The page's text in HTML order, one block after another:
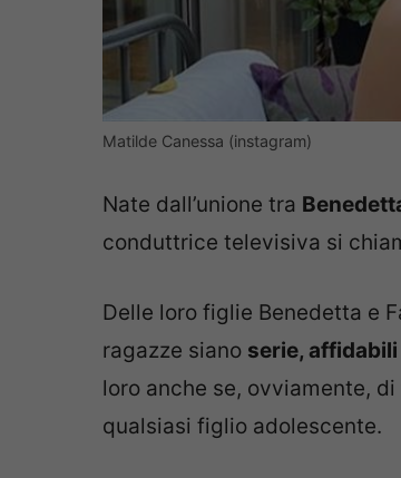
Matilde Canessa (instagram)
Nate dall’unione tra
conduttrice televisiva si
Delle loro figlie Benedetta e
ragazze siano serie,
loro anche se, ovviamente,
qualsiasi figlio adolescente.